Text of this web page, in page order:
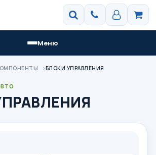
Меню
БЛОКИ УПРАВЛЕНИЯ